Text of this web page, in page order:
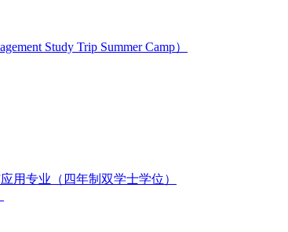
Study Trip Summer Camp）
用专业（四年制双学士学位）